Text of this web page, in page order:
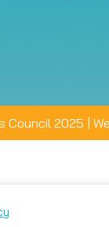
Council 2025 |
ส่วนตัวได้